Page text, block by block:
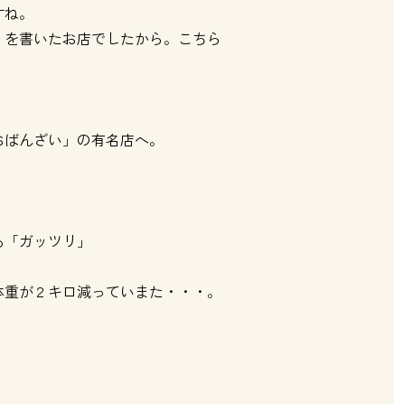
。
書いたお店でしたから。 こちら
んざい」の有名店へ。
ガッツリ」
が２キロ減っていまた・・・。